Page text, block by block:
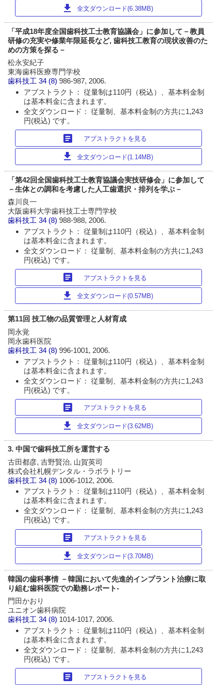
download 全文ダウンロード(6.38MB)
「平成18年度全国歯科技工士教育協議会」に参加して－教員
研修の充実や修業年限延長など, 歯科技工教育の現状改善のた
めの方策を探る－
松永安紀子
東海歯科医療専門学校
歯科技工 34 (8)986-987, 2006.
アブストラクト： 従量制は110円（税込）、基本料金制
は基本料金に含まれます。
全文ダウンロード： 従量制、基本料金制の方共に1,243
円(税込) です。
article アブストラクトを見る
download 全文ダウンロード(1.14MB)
「第42回全国歯科技工士教育協議会実技研修会」に参加して
－生体との調和を考慮した人工歯選択・排列を学ぶ－
森川良一
大阪歯科大学歯科技工士専門学校
歯科技工 34 (8)988-988, 2006.
アブストラクト： 従量制は110円（税込）、基本料金制
は基本料金に含まれます。
全文ダウンロード： 従量制、基本料金制の方共に1,243
円(税込) です。
article アブストラクトを見る
download 全文ダウンロード(0.57MB)
第11回 技工物の品質管理と人材育成
岡永覚
岡永歯科医院
歯科技工 34 (8)996-1001, 2006.
アブストラクト： 従量制は110円（税込）、基本料金制
は基本料金に含まれます。
全文ダウンロード： 従量制、基本料金制の方共に1,243
円(税込) です。
article アブストラクトを見る
download 全文ダウンロード(3.62MB)
3. 中国で歯科技工所を運営する
古田都彦, 吉野賢治, 山賀英司
株式会社札幌デンタル・ラボラトリー
歯科技工 34 (8) 1006-1012, 2006.
アブストラクト： 従量制は110円（税込）、基本料金制
は基本料金に含まれます。
全文ダウンロード： 従量制、基本料金制の方共に1,243
円(税込) です。
article アブストラクトを見る
download 全文ダウンロード(3.70MB)
韓国の歯科事情 －韓国において先進的インプラント治療に取
り組む歯科医院での勤務レポート-
門田かおり
ユニオン歯科病院
歯科技工 34 (8) 1014-1017, 2006.
アブストラクト： 従量制は110円（税込）、基本料金制
は基本料金に含まれます。
全文ダウンロード： 従量制、基本料金制の方共に1,243
円(税込) です。
article アブストラクトを見る